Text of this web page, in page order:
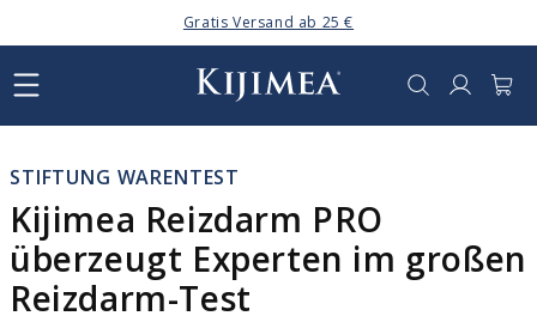
Inhalt
Gratis Versand ab 25 €
Anmelden
STIFTUNG WARENTEST
Kijimea Reizdarm PRO
überzeugt Experten im großen
Reizdarm-Test